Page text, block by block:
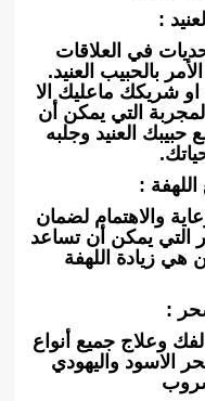
:
في العلاقات
بالحبيب العنيد.
شريكك ماعليك الا
التي يمكن أن
العنيد وجلبه
:
والاهتمام لضمان
التي يمكن أن تساعد
هي زيادة اللهفة
:
وعلاج جميع أنواع
الاسود واليهودي